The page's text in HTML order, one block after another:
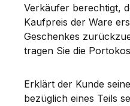
Verkäufer berechtigt,
Kaufpreis der Ware
Geschenkes
tragen Sie die
Erklärt der Kunde
bezüglich eines Teils